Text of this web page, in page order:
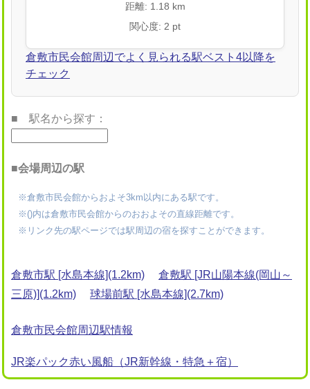
距離: 1.18 km
関心度: 2 pt
倉敷市民会館周辺でよく見られる駅ベスト4以降を
チェック
■ 駅名から探す：
■会場周辺の駅
※倉敷市民会館からおよそ3km以内にある駅です。
※()内は倉敷市民会館からのおおよその直線距離です。
※リンク先の駅ページでは駅周辺の宿を探すことができます。
倉敷市駅 [水島本線](1.2km)
倉敷駅 [JR山陽本線(岡山～
三原)](1.2km)
球場前駅 [水島本線](2.7km)
倉敷市民会館周辺駅情報
JR楽パック赤い風船（JR新幹線・特急＋宿）